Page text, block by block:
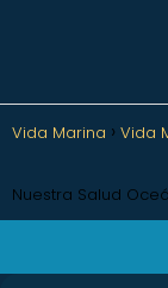
Vida Marina Vida
Nuestra Salud